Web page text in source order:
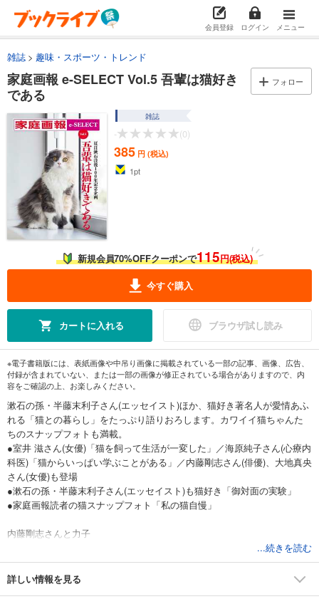
会員登録 ログイン メニュー
雑誌 趣味・スポーツ・トレンド
家庭画報 e-SELECT Vol.5 吾輩は猫好き
である
フォロー
雑誌
- (0)
385 円 (税込)
1pt
新規会員70%OFFクーポンで115円(税込)
今すぐ購入
カートに入れる ブラウザ試し読み
※電子書籍版には、表紙画像や中吊り画像に掲載されている一部の記事、画像、広告、
付録が含まれていない、または一部の画像が修正されている場合がありますので、内
容をご確認の上、お楽しみください。
漱石の孫・半藤末利子さん(エッセイスト)ほか、猫好き著名人が愛情あふ
れる「猫との暮らし」をたっぷり語りおろします。カワイイ猫ちゃんた
ちのスナップフォトも満載。
●室井 滋さん(女優)「猫を飼って生活が一変した」／海原純子さん(心療内
科医)「猫からいっぱい学ぶことがある」／内藤剛志さん(俳優)、大地真央
さん(女優)も登場
●漱石の孫・半藤末利子さん(エッセイスト)も猫好き「御対面の実験」
●家庭画報読者の猫スナップフォト「私の猫自慢」
内藤剛志さんと力子
室井 滋さんとチビ
海原純子さんとフー
...続きを読む
詳しい情報を見る